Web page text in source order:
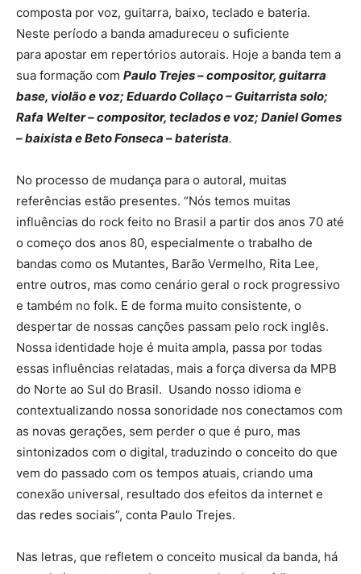
composta por voz, guitarra, baixo, teclado e bateria.
Neste período a banda amadureceu o suficiente
para apostar em repertórios autorais. Hoje a banda tem a
sua formação com Paulo Trejes – compositor, guitarra
base, violão e voz; Eduardo Collaço – Guitarrista solo;
Rafa Welter – compositor, teclados e voz; Daniel Gomes
– baixista e Beto Fonseca – baterista.
No processo de mudança para o autoral, muitas
referências estão presentes. “Nós temos muitas
influências do rock feito no Brasil a partir dos anos 70 até
o começo dos anos 80, especialmente o trabalho de
bandas como os Mutantes, Barão Vermelho, Rita Lee,
entre outros, mas como cenário geral o rock progressivo
e também no folk. E de forma muito consistente, o
despertar de nossas canções passam pelo rock inglês.
Nossa identidade hoje é muita ampla, passa por todas
essas influências relatadas, mais a força diversa da MPB
do Norte ao Sul do Brasil. Usando nosso idioma e
contextualizando nossa sonoridade nos conectamos com
as novas gerações, sem perder o que é puro, mas
sintonizados com o digital, traduzindo o conceito do que
vem do passado com os tempos atuais, criando uma
conexão universal, resultado dos efeitos da internet e
das redes sociais”, conta Paulo Trejes.
Nas letras, que refletem o conceito musical da banda, há